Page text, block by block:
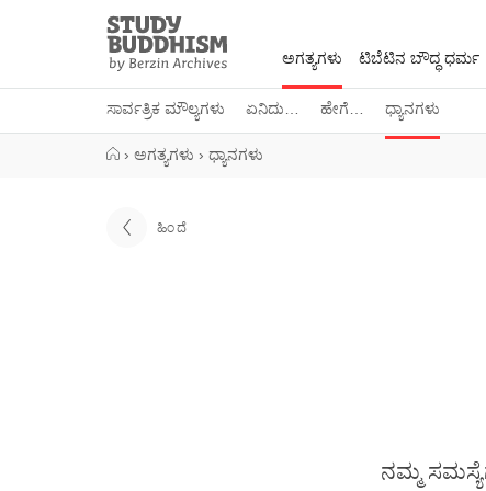
Study
Buddhism
Home
ಅಗತ್ಯಗಳು
ಸಾರ್ವತ್ರಿಕ ಮೌಲ್ಯಗಳು ಏನಿದು… ಹೇಗೆ… ಧ್ಯಾನಗಳು
ಟಿಬೆಟಿನ ಬೌದ್ಧ ಧರ್ಮ
› ಅಗತ್ಯಗಳು › ಧ್ಯಾನಗಳು
ಹಿಂದೆ
ನಮ್ಮ